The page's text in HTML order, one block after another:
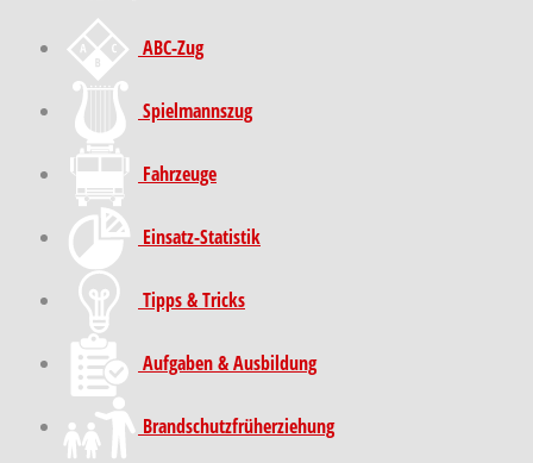
ABC-Zug
Spielmannszug
Fahrzeuge
Einsatz-Statistik
Tipps & Tricks
Aufgaben & Ausbildung
Brand­schutz­früh­erziehung